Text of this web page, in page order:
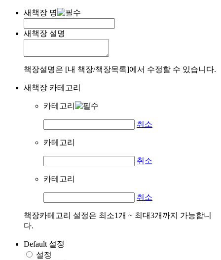
새책장 명
새책장 설명
책장설명은 [내 책장/책장목록]에서 수정할 수 있습니다.
새책장 카테고리
카테고리
취소
카테고리
취소
카테고리
취소
책장카테고리 설정은 최소1개 ~ 최대3개까지 가능합니
다.
Default 설정
설정